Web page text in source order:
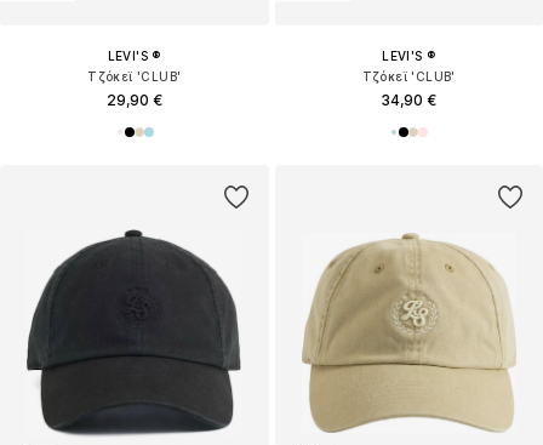
LEVI'S ®
Τζόκεϊ 'CLUB'
29,90 €
LEVI'S ®
Τζόκεϊ 'CLUB'
34,90 €